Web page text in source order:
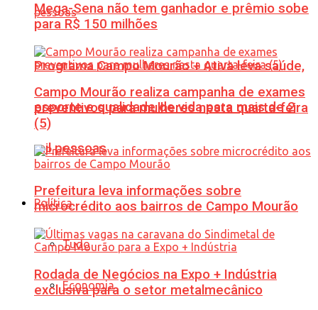
Programa Campo Mourão + Ativa leva saúde,
esporte e qualidade de vida para mais de 2
mil pessoas
Política
Tudo
Economia
Mega-Sena não tem ganhador e prêmio sobe
para R$ 150 milhões
Campo Mourão realiza campanha de exames
preventivos para mulheres nesta quarta-feira
(5)
Prefeitura leva informações sobre
microcrédito aos bairros de Campo Mourão
Rodada de Negócios na Expo + Indústria
exclusiva para o setor metalmecânico